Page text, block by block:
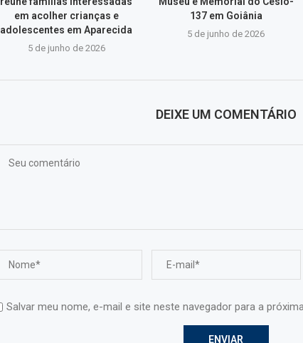
em acolher crianças e
adolescentes em Aparecida
5 de junho de 2026
137 em Goiânia
5 de junho de 2026
DEIXE UM COMENTÁRIO
Salvar meu nome, e-mail e site neste navegador para a